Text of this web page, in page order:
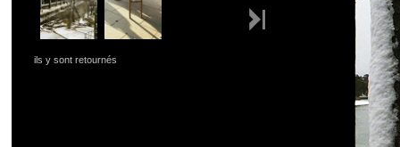
ils y sont retournés